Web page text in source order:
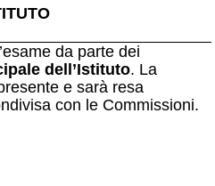
da parte dei
dell’Istituto. La
e sarà resa
con le Commissioni.